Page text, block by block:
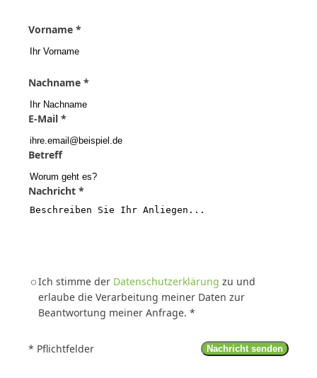
Vorname *
Nachname *
Bitte geben Sie Ihren Nachnamen ein
E-Mail *
Bitte geben Sie eine gültige E-Mail-Adresse ein
Betreff
Optional: Geben Sie einen Betreff für Ihre Nachricht
Nachricht *
Bitte beschreiben Sie Ihr Anliegen ausführlich
Ich stimme der Datenschutzerklärung zu und
erlaube die Verarbeitung meiner Daten zur
Beantwortung meiner Anfrage. *
Sie müssen der Datenschutzerklärung zustimmen,
* Pflichtfelder Nachricht senden
Klicken Sie hier, um Ihre Nachricht zu senden